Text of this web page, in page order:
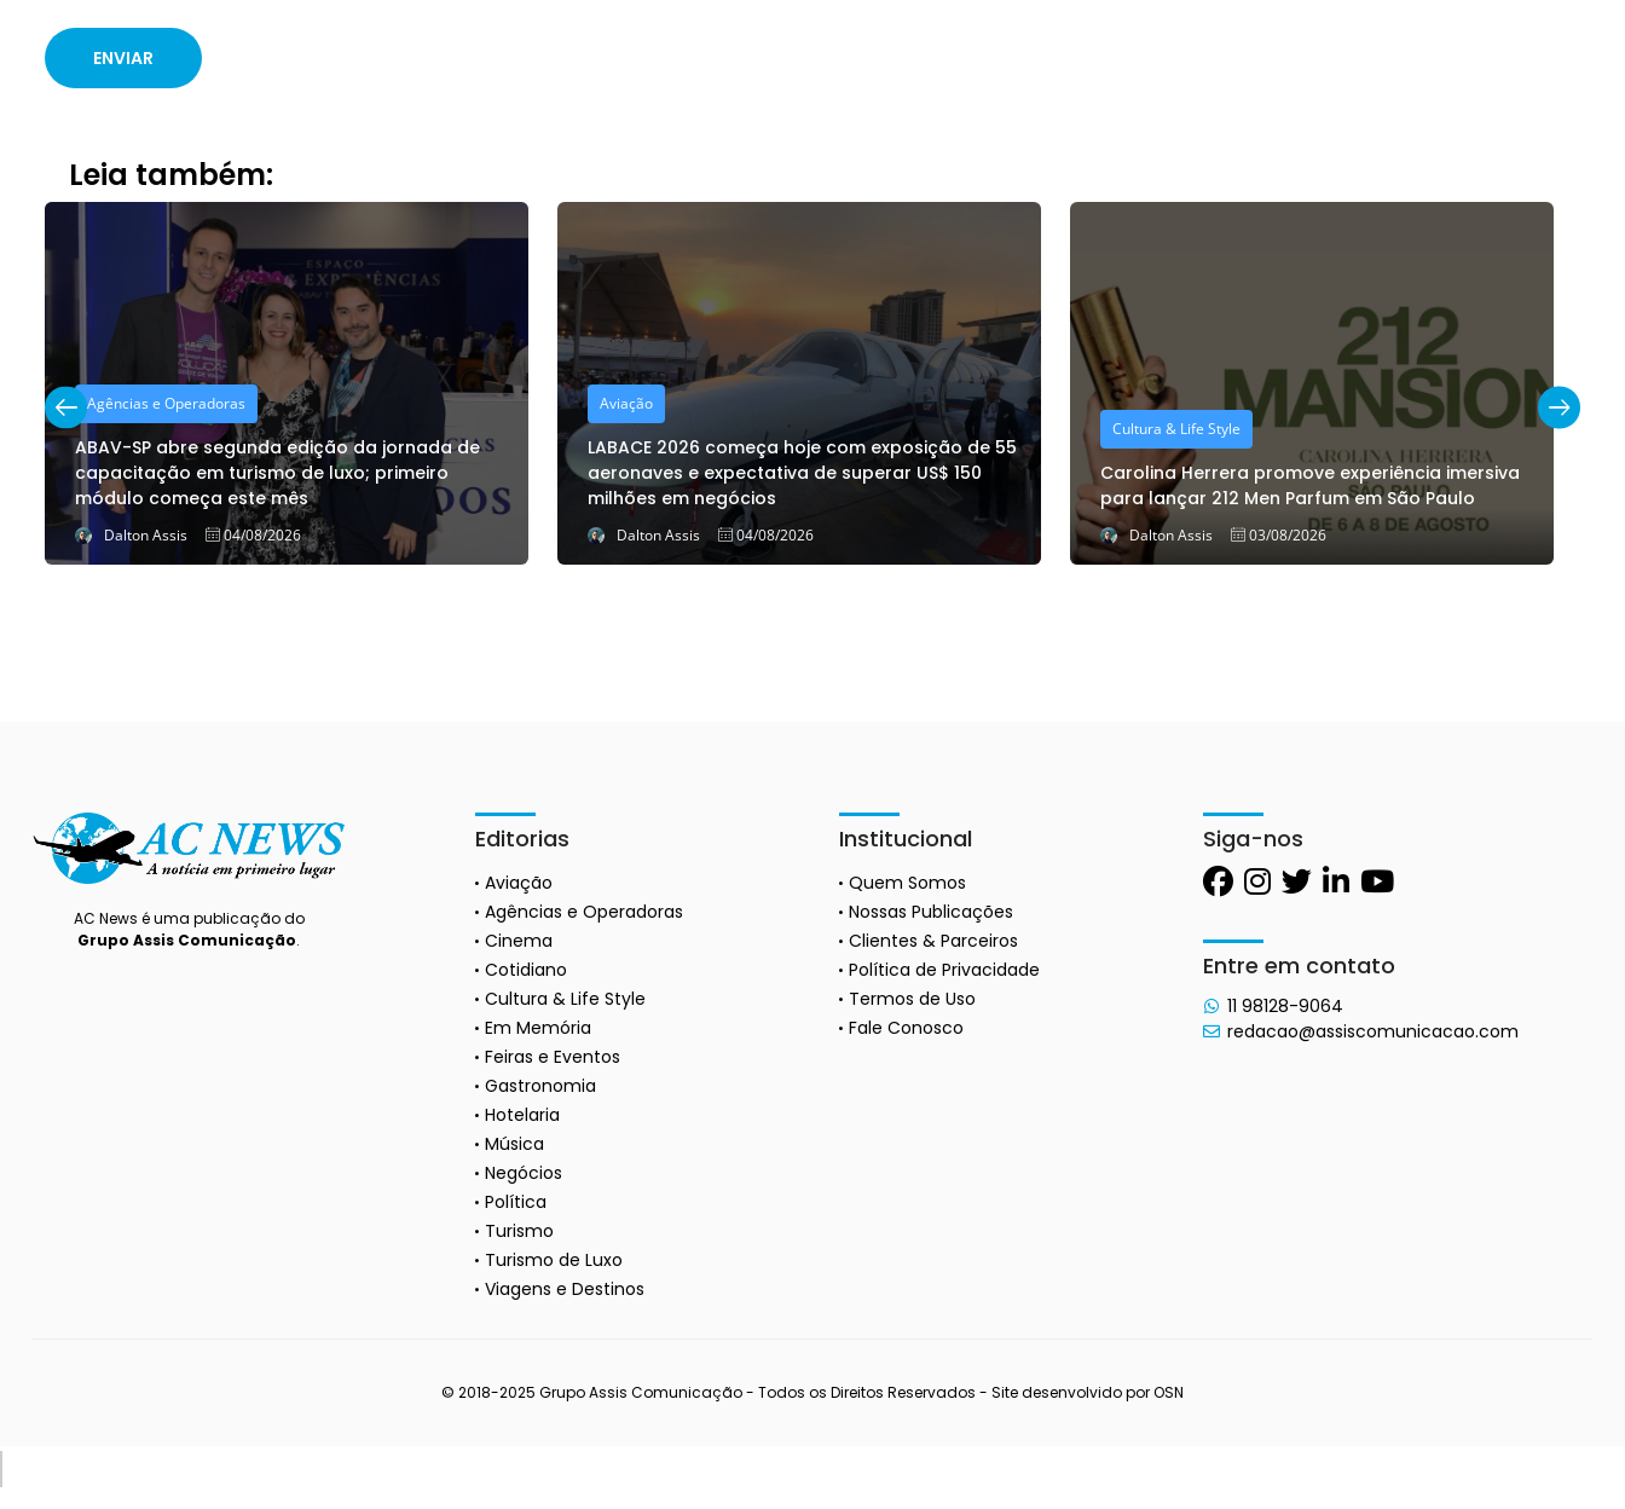
Leia também:
Agências e Operadoras
ABAV-SP abre segunda edição da jornada de
capacitação em turismo de luxo; primeiro
módulo começa este mês
Dalton Assis 04/08/2026
Aviação
LABACE 2026 começa hoje com exposição de 55
aeronaves e expectativa de superar US$ 150
milhões em negócios
Dalton Assis 04/08/2026
Cultura & Life Style
Carolina Herrera promove experiência imersiva
para lançar 212 Men Parfum em São Paulo
Dalton Assis 03/08/2026
AC News é uma publicação do
Grupo Assis Comunicação.
Editorias
Aviação
Agências e Operadoras
Cinema
Cotidiano
Cultura & Life Style
Em Memória
Feiras e Eventos
Gastronomia
Hotelaria
Música
Negócios
Política
Turismo
Turismo de Luxo
Viagens e Destinos
Institucional
Quem Somos
Nossas Publicações
Clientes & Parceiros
Política de Privacidade
Termos de Uso
Fale Conosco
Siga-nos
Entre em contato
11 98128-9064
redacao@assiscomunicacao.com
© 2018-2025 Grupo Assis Comunicação - Todos os Direitos Reservados - Site desenvolvido porOSN